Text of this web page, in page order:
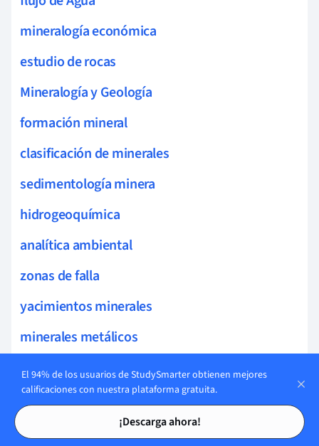
Tarjetas de estudio
Tarjetas de estudio
mineralogía económica
estudio de rocas
Mineralogía y Geología
formación mineral
clasificación de minerales
sedimentología minera
hidrogeoquímica
analítica ambiental
zonas de falla
yacimientos minerales
minerales metálicos
mineralogía descriptiva
fases minerales
El 94% de los usuarios de StudySmarter obtienen mejores
calificaciones con nuestra plataforma gratuita.
¡Descarga ahora!